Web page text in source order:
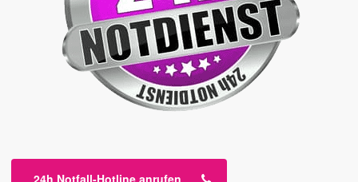
24h Notfall-Hotline anrufen